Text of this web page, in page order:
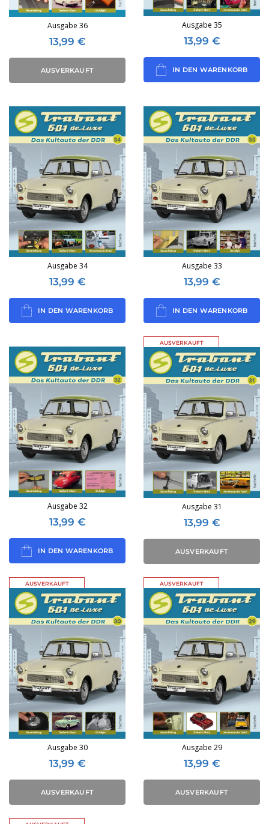
Ausgabe 36
13,99 €
AUSVERKAUFT
Ausgabe 35
13,99 €
IN DEN WARENKORB
Ausgabe 34
13,99 €
IN DEN WARENKORB
Ausgabe 33
13,99 €
IN DEN WARENKORB
Ausgabe 32
13,99 €
IN DEN WARENKORB
AUSVERKAUFT
Ausgabe 31
13,99 €
AUSVERKAUFT
AUSVERKAUFT
Ausgabe 30
13,99 €
AUSVERKAUFT
AUSVERKAUFT
Ausgabe 29
13,99 €
AUSVERKAUFT